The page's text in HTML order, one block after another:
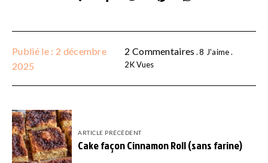
Publié le : 2 décembre
2025
2 Commentaires 8 J'aime
2KVues
ARTICLE PRÉCÉDENT
Cake façon Cinnamon Roll (sans farine)